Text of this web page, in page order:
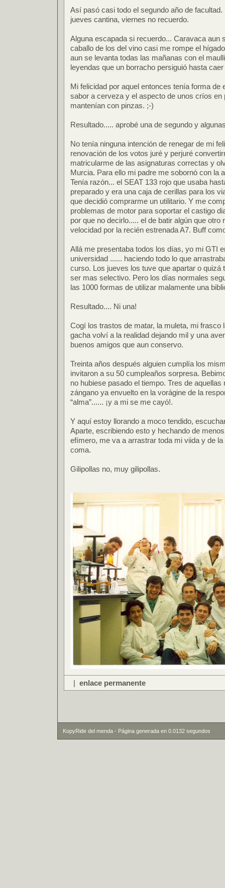
Así pasó casi todo el segundo año de
jueves cantina, viernes no recuerdo.
Alguna escapada si recuerdo... Caravaca aun
caballo de los del vino casi me rompe el
aun se levanta todas las mañanas con el
leyendas que un borracho persiguió hasta
Mi felicidad por aquel entonces tenía forma de
sabor a cerveza y el aspecto de unos críos en
mantenían con pinzas. ;-)
Resultado..... aprobé una de segundo y
No tenía ninguna intención de renegar de mi
renovación de los votos juré y perjuré
matricularme de las asignaturas correctas y
Murcia. Para ello mi padre me sobornó con la
Tenía razón... el SEAT 133 rojo que usaba
preparado y era una caja de cerillas para los
que decidió comprarme un utilitario. Y me
problemas de motor para soportar el castigo
por que no decirlo..... el de batir algún que
velocidad por la recién estrenada A7. Buff
Allá me presentaba todos los días, yo mi GTI
universidad ...... haciendo todo lo que
curso. Los jueves los tuve que apartar o quizá
ser mas selectivo. Pero los días normales
las 1000 formas de utilizar malamente una
Resultado.... Ni una!
Cogí los trastos de matar, la muleta, mi frasco
gacha volví a la realidad dejando mil y una
buenos amigos que aun conservo.
Treinta años después alguien cumplía los
invitaron a su 50 cumpleaños sorpresa.
no hubiese pasado el tiempo. Tres de
zángano ya envuelto en la vorágine de la
“alma”...... ¡y a mi se me cayó!.
Y aquí estoy llorando a moco tendido,
Aparte, escribiendo esto y hechando de
efímero, me va a arrastrar toda mi viida y de
coma.
Gilipollas no, muy gilipollas.
| enlace permanente
KopyRide del menda - Página generada en 0.0132 segundos